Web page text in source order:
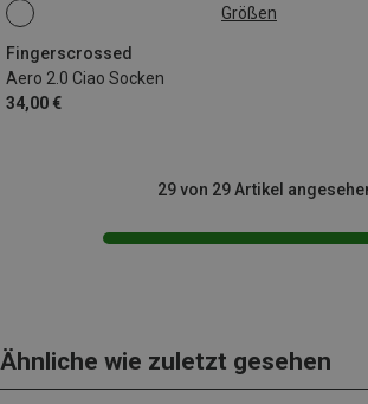
Größen
Fingerscrossed
Aero 2.0 Ciao Socken
34,00 €
35|36|37|38
29 von 29 Artikel
Ähnliche wie zuletzt gesehen